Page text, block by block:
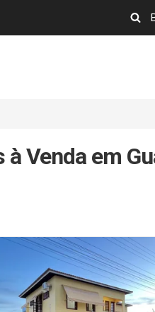
Venda em